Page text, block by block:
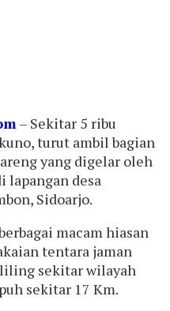
– Sekitar 5 ribu
turut ambil bagian
yang digelar oleh
lapangan desa
Sidoarjo.
macam hiasan
tentara jaman
sekitar wilayah
sekitar 17 Km.